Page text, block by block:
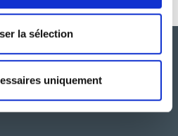
la sélection
uniquement